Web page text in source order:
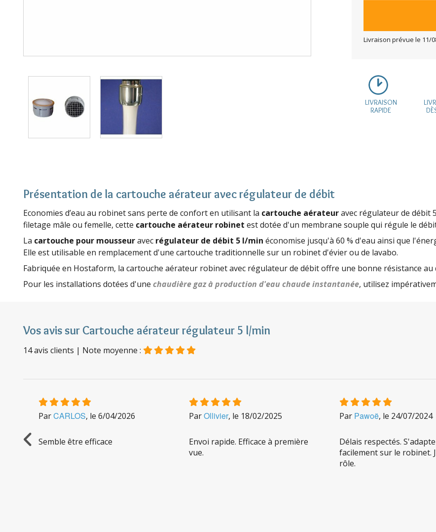
LIVRAISON
RAPIDE
Livraison prévue le 11/
Présentation de la cartouche aérateur avec régulateur de débit
Economies d’eau au robinet sans perte de confort en utilisant la cartouche aérateuravec régulateur de débit
filetage mâle ou femelle, cette cartouche aérateur robinet est dotée d'un membrane souple qui régule le
La cartouche pour mousseuravec régulateur de débit 5 l/min économise jusqu'à 60 % d'eau ainsi que
Elle est utilisable en remplacement d'une cartouche traditionnelle sur un robinet d'évier ou de lavabo.
Fabriquée en Hostaform, la cartouche aérateur robinet avec régulateur de débit offre une bonne résistance au
Pour les installations dotées d'une chaudière gaz à production d'eau chaude instantanée, utilisez
Vos avis sur Cartouche aérateur régulateur 5 l/min
14avis clients | Note moyenne :
ParCARLOS, le 6/04/2026
Semble être efficace
ParOllivier, le 18/02/2025
Envoi rapide. Efficace à première
vue.
Par Pawoë, le 24/07/2024
Délais respectés. S'adapte
facilement sur le robinet.
rôle.